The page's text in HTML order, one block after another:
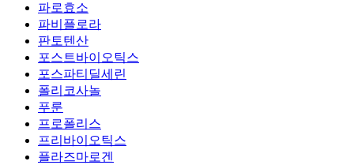
파로효소
파비플로라
판토텐산
포스트바이오틱스
포스파티딜세린
폴리코사놀
푸룬
프로폴리스
프리바이오틱스
플라즈마로겐